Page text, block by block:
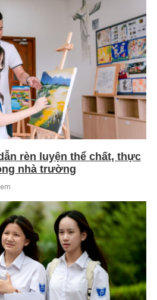
rèn luyện thể chất, thực
nhà trường